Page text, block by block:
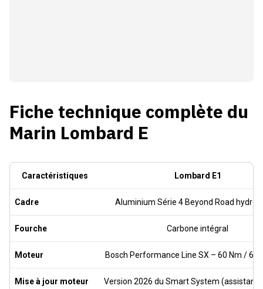
Fiche technique complète du
Marin Lombard E
Caractéristiques Lombard E1
Cadre Aluminium Série 4 Beyond Road
Fourche Carbone intégral
Moteur Bosch Performance Line SX – 60 Nm /
Mise à jour moteur Version 2026 du Smart System